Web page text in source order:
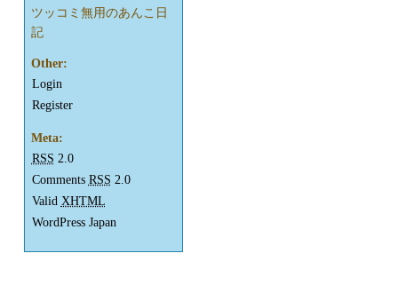
ツッコミ無用のあんこ日
記
Other:
Login
Register
Meta:
RSS 2.0
Comments RSS 2.0
Valid XHTML
WordPress Japan